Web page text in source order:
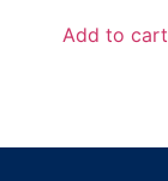
Add to cart